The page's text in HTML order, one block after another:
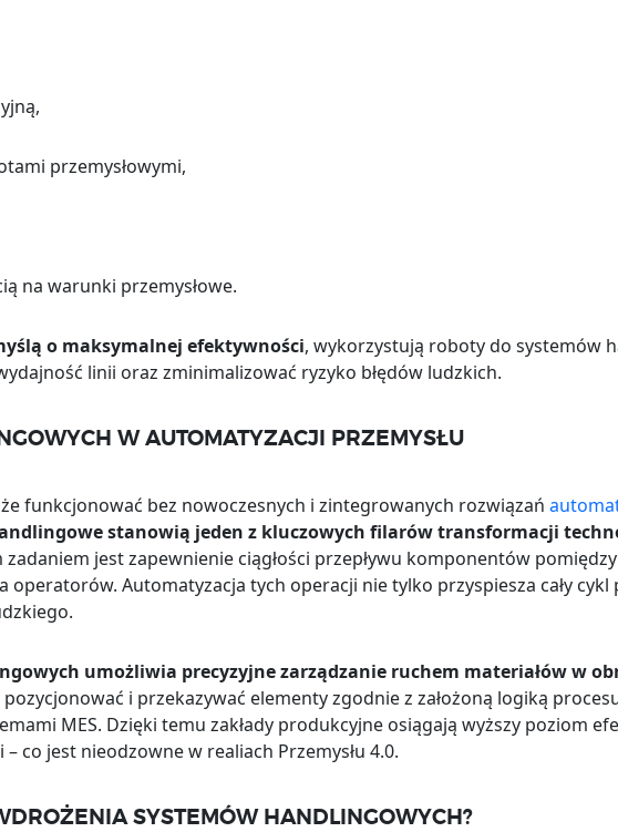
przemysłowymi,
na warunki przemysłowe.
o maksymalnej efektywności, wykorzystują roboty do systemów
linii oraz zminimalizować ryzyko błędów ludzkich.
W AUTOMATYZACJI PRZEMYSŁU
funkcjonować bez nowoczesnych i zintegrowanych rozwiązań
stanowią jeden z kluczowych filarów transformacji
zadaniem jest zapewnienie ciągłości przepływu komponentów
operatorów. Automatyzacja tych operacji nie tylko przyspiesza cały
umożliwia precyzyjne zarządzanie ruchem materiałów w
i przekazywać elementy zgodnie z założoną logiką
MES. Dzięki temu zakłady produkcyjne osiągają wyższy poziom
co jest nieodzowne w realiach Przemysłu 4.0.
SYSTEMÓW HANDLINGOWYCH?